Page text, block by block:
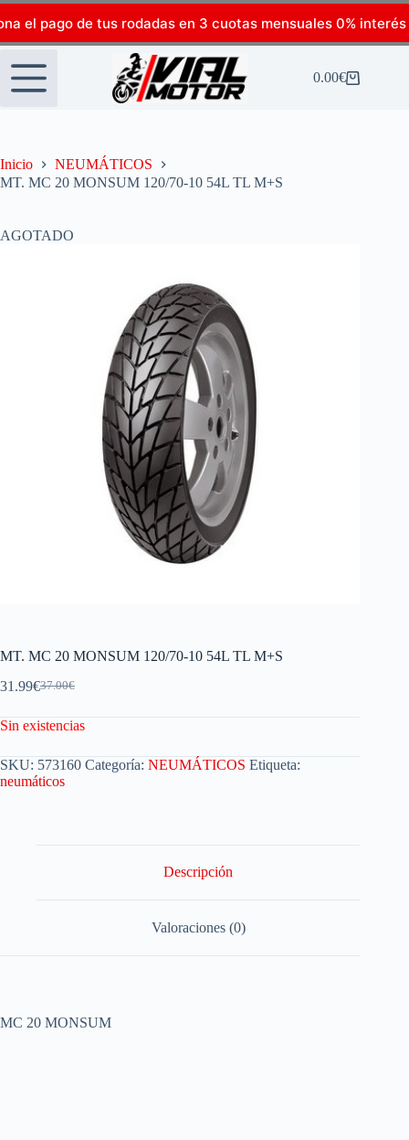
el pago de tus rodadas en 3 cuotas mensuales 0% interés
0.00€
Inicio
NEUMÁTICOS
MT. MC 20 MONSUM 120/70-10 54L TL M+S
AGOTADO
MT. MC 20 MONSUM 120/70-10 54L TL M+S
37.00€
31.99€
Sin existencias
SKU: 573160 Categoría: NEUMÁTICOS Etiqueta:
neumáticos
Descripción
Valoraciones (0)
MC 20 MONSUM